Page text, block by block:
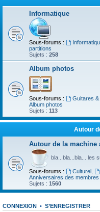
Informatique
Sous-forums :
partitions
Sujets : 258
Album photos
Sous-forums : Guitares &
Album photos
Sujets : 113
Autour
Autour de la machine
bla...bla...bla... les
Sous-forums : Culturel,
Anniversaires des membres
Sujets : 1560
CONNEXION • S’ENREGISTRER